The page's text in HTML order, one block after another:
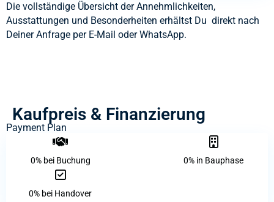
Die vollständige Übersicht der Annehmlichkeiten,
Ausstattungen und Besonderheiten erhältst Du direkt nach
Deiner Anfrage per E-Mail oder WhatsApp.
Kaufpreis & Finanzierung
Payment Plan
0% bei Buchung 0% in Bauphase
0% bei Handover